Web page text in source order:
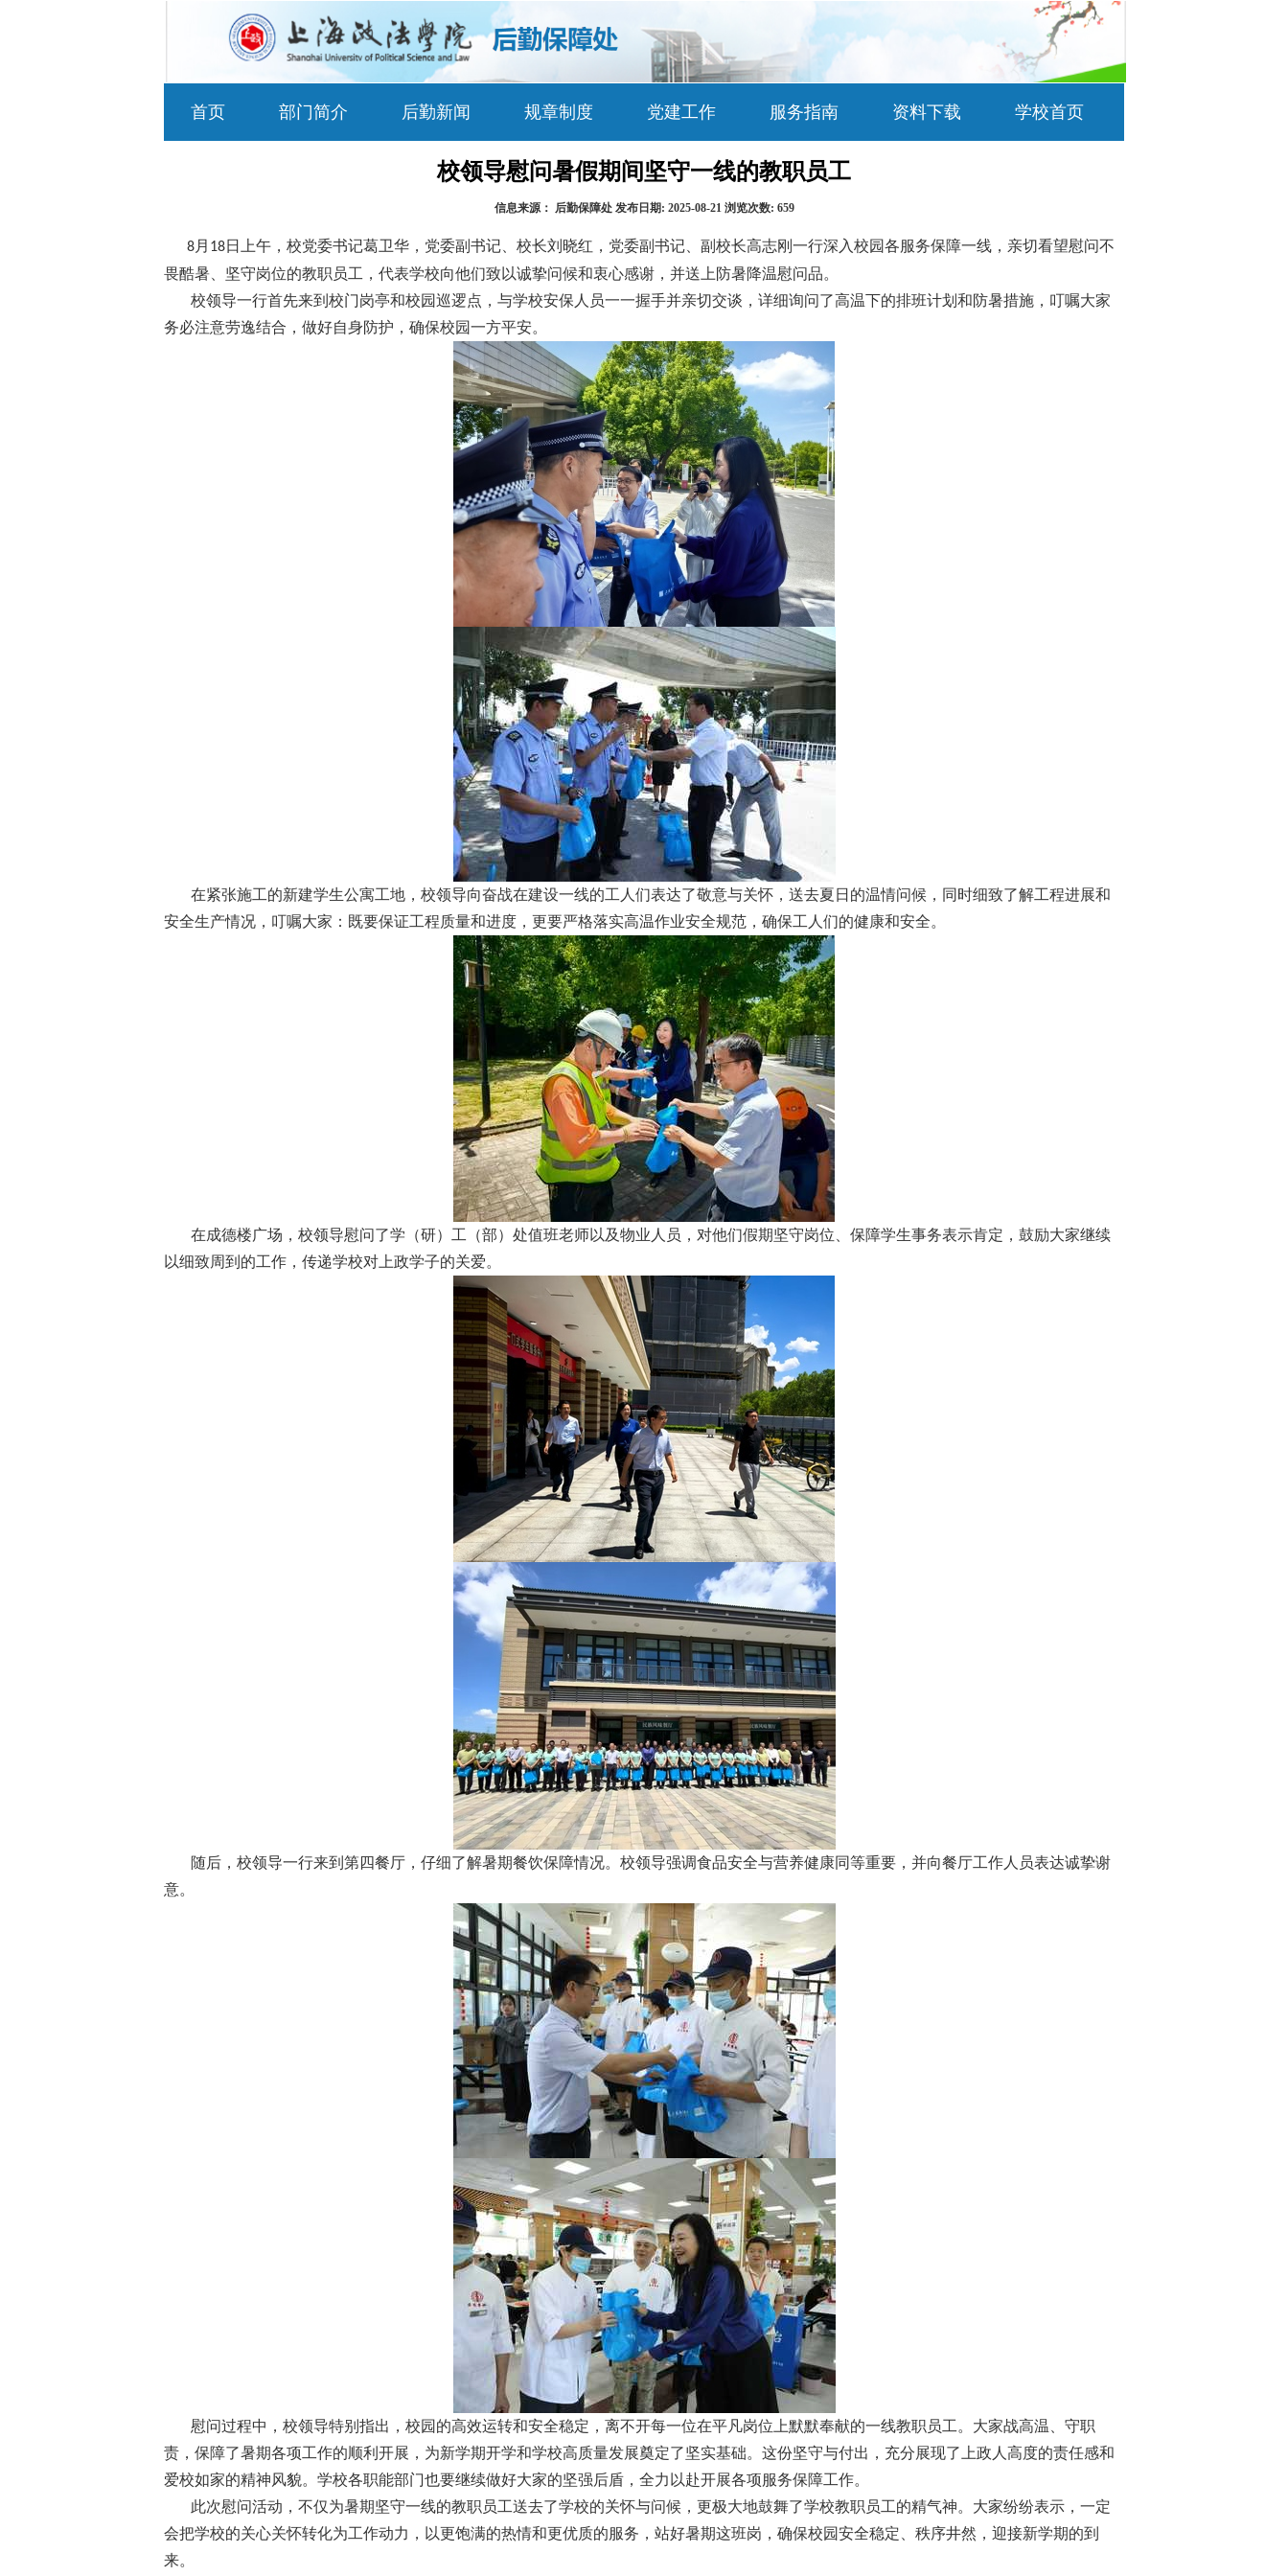
首页 部门简介 后勤新闻 规章制度 党建工作 服务指南 资料下载 学校首页
校领导慰问暑假期间坚守一线的教职员工
信息来源： 后勤保障处 发布日期: 2025-08-21 浏览次数: 659
8月 18日上午，校党委书记葛卫华，党委副书记、校长刘晓红，党委副书记、副校长高志刚一行深入校园各服务保障一线，亲切看望慰问不
畏酷暑、坚守岗位的教职员工，代表学校向他们致以诚挚问候和衷心感谢，并送上防暑降温慰问品。
校领导一行首先来到校门岗亭和校园巡逻点，与学校安保人员一一握手并亲切交谈，详细询问了高温下的排班计划和防暑措施，叮嘱大家
务必注意劳逸结合，做好自身防护，确保校园一方平安。
在紧张施工的新建学生公寓工地，校领导向奋战在建设一线的工人们表达了敬意与关怀，送去夏日的温情问候，同时细致了解工程进展和
安全生产情况，叮嘱大家：既要保证工程质量和进度，更要严格落实高温作业安全规范，确保工人们的健康和安全。
在成德楼广场，校领导慰问了学（研）工（部）处值班老师以及物业人员，对他们假期坚守岗位、保障学生事务表示肯定，鼓励大家继续
以细致周到的工作，传递学校对上政学子的关爱。
随后，校领导一行来到第四餐厅，仔细了解暑期餐饮保障情况。校领导强调食品安全与营养健康同等重要，并向餐厅工作人员表达诚挚谢
意。
慰问过程中，校领导特别指出，校园的高效运转和安全稳定，离不开每一位在平凡岗位上默默奉献的一线教职员工。大家战高温、守职
责，保障了暑期各项工作的顺利开展，为新学期开学和学校高质量发展奠定了坚实基础。这份坚守与付出，充分展现了上政人高度的责任感和
爱校如家的精神风貌。学校各职能部门也要继续做好大家的坚强后盾，全力以赴开展各项服务保障工作。
此次慰问活动，不仅为暑期坚守一线的教职员工送去了学校的关怀与问候，更极大地鼓舞了学校教职员工的精气神。大家纷纷表示，一定
会把学校的关心关怀转化为工作动力，以更饱满的热情和更优质的服务，站好暑期这班岗，确保校园安全稳定、秩序井然，迎接新学期的到
来。